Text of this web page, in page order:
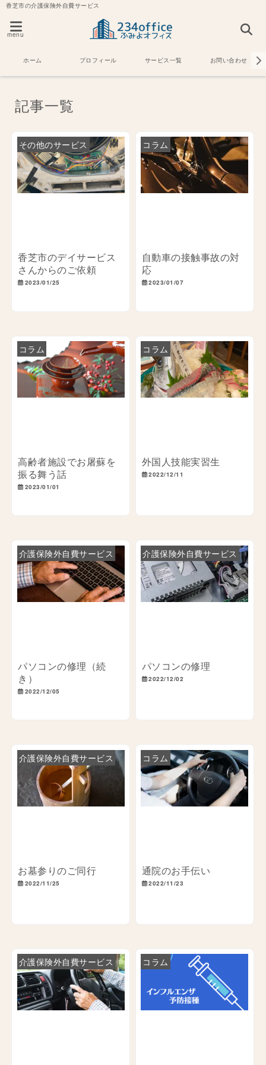
香芝市の介護保険外自費サービス
menu
ホーム プロフィール サービス一覧 お問い合わせ
記事一覧
その他のサービス
香芝市のデイサービス
さんからのご依頼
2023/01/25
コラム
自動車の接触事故の対
応
2023/01/07
コラム
高齢者施設でお屠蘇を
振る舞う話
2023/01/01
コラム
外国人技能実習生
2022/12/11
介護保険外自費サービス
パソコンの修理（続
き）
2022/12/05
介護保険外自費サービス
パソコンの修理
2022/12/02
介護保険外自費サービス
お墓参りのご同行
2022/11/25
コラム
通院のお手伝い
2022/11/23
介護保険外自費サービス コラム